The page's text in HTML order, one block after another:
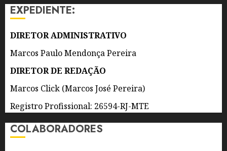
8 DE
AGOSTO
DE 2026
0
EXPEDIENTE:
DIRETOR ADMINISTRATIVO
Marcos Paulo Mendonça Pereira
DIRETOR DE REDAÇÃO
Marcos Click (Marcos José Pereira)
Registro Profissional: 26594-RJ-MTE
COLABORADORES